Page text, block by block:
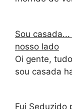
Sou
nosso lado
Oi gente,
sou casada
Fui Seduzido